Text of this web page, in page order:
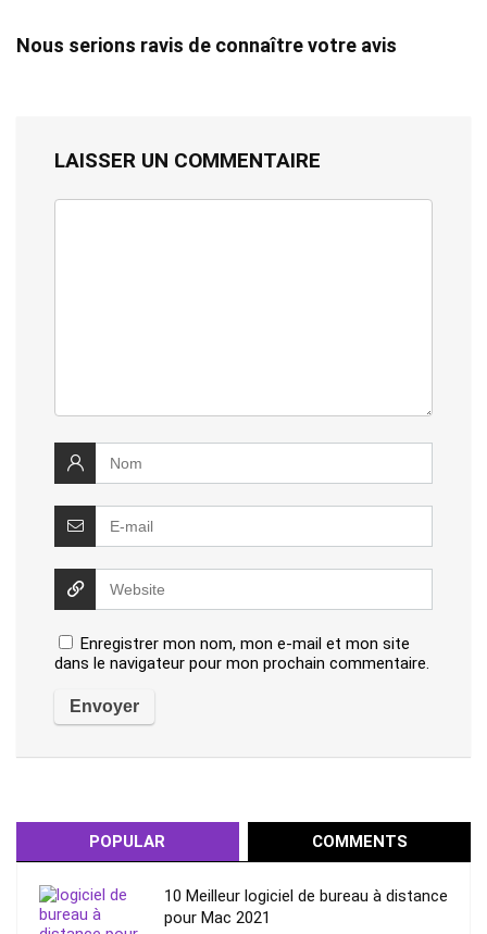
Nous serions ravis de connaître votre avis
LAISSER UN COMMENTAIRE
Enregistrer mon nom, mon e-mail et mon site
dans le navigateur pour mon prochain commentaire.
POPULAR COMMENTS
10 Meilleur logiciel de bureau à distance
pour Mac 2021